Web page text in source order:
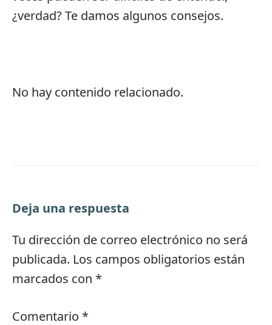
¿verdad? Te damos algunos consejos.
No hay contenido relacionado.
Deja una respuesta
Tu dirección de correo electrónico no será
publicada. Los campos obligatorios están
marcados con *
Comentario *